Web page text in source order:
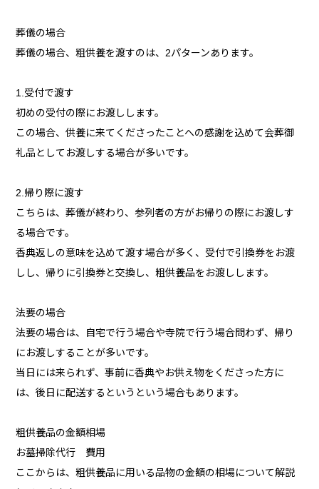
葬儀の場合
葬儀の場合、粗供養を渡すのは、2パターンあります。
1.受付で渡す
初めの受付の際にお渡しします。
この場合、供養に来てくださったことへの感謝を込めて会葬御
礼品としてお渡しする場合が多いです。
2.帰り際に渡す
こちらは、葬儀が終わり、参列者の方がお帰りの際にお渡しす
る場合です。
香典返しの意味を込めて渡す場合が多く、受付で引換券をお渡
しし、帰りに引換券と交換し、粗供養品をお渡しします。
法要の場合
法要の場合は、自宅で行う場合や寺院で行う場合問わず、帰り
にお渡しすることが多いです。
当日には来られず、事前に香典やお供え物をくださった方に
は、後日に配送するというという場合もあります。
粗供養品の金額相場
お墓掃除代行 費用
ここからは、粗供養品に用いる品物の金額の相場について解説